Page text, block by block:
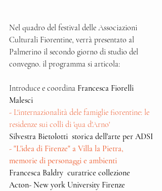
Nel quadro del festival delle Associazioni
Culturali Fiorentine, verrà presentato al
Palmerino il secondo giorno di studio del
convegno. il programma si articola:
Introduce e coordina Francesca Fiorelli
Malesci
- L'internazionalità dele famiglie fiorentine: le
residenze sui colli di 'qua d'Arno'
Silvestra Bietolotti  storica dell'arte per ADSI
- "L'idea di Firenze" a Villa la Pietra,
memorie di personaggi e ambienti
Francesca Baldry  curatrice collezione
Acton- New york University Firenze